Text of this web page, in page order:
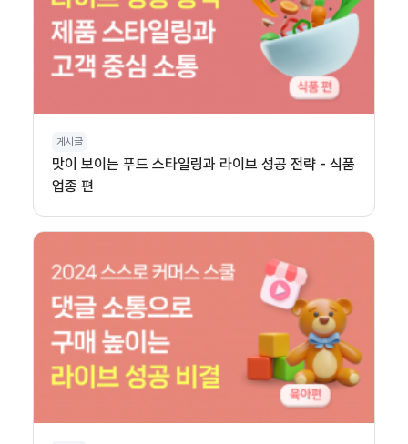
게시글
맛이 보이는 푸드 스타일링과 라이브 성공 전략 - 식품
업종 편